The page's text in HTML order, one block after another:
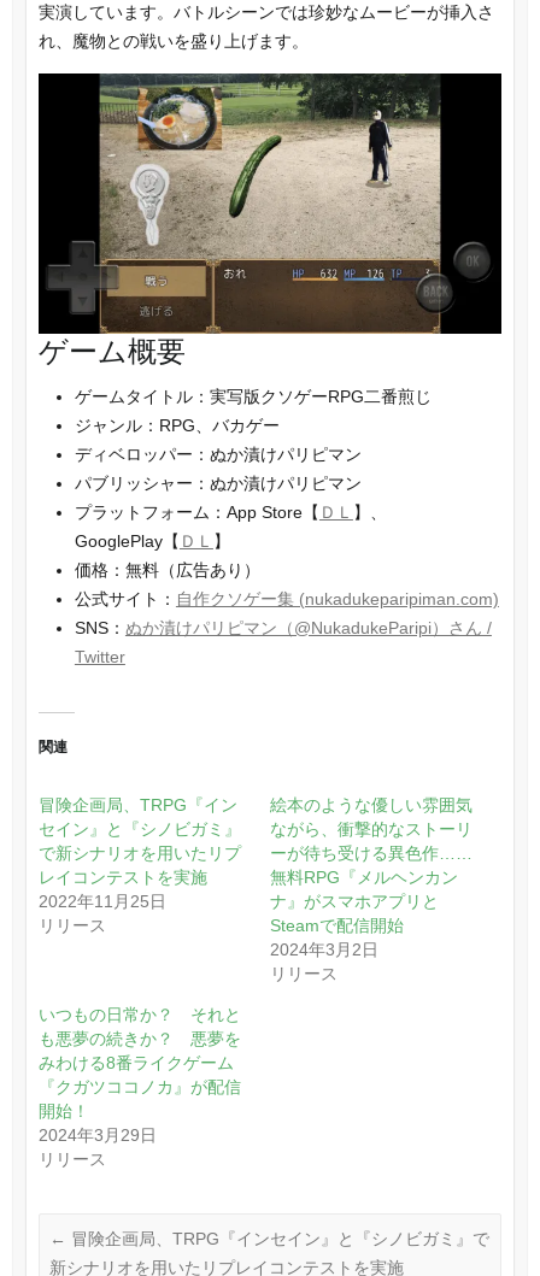
実演しています。バトルシーンでは珍妙なムービーが挿入さ
れ、魔物との戦いを盛り上げます。
ゲーム概要
ゲームタイトル：実写版クソゲーRPG二番煎じ
ジャンル：RPG、バカゲー
ディベロッパー：ぬか漬けパリピマン
パブリッシャー：ぬか漬けパリピマン
プラットフォーム：App Store【 ＤＬ
】、
GooglePlay【 ＤＬ
】
価格：無料（広告あり）
公式サイト： 自作クソゲー集 (nukadukeparipiman.com)
SNS： ぬか漬けパリピマン（@NukadukeParipi）さん /
Twitter
関連
冒険企画局、TRPG『イン
セイン』と『シノビガミ』
で新シナリオを用いたリプ
レイコンテストを実施
2022年11月25日
リリース
絵本のような優しい雰囲気
ながら、衝撃的なストーリ
ーが待ち受ける異色作……
無料RPG『メルヘンカン
ナ』がスマホアプリと
Steamで配信開始
2024年3月2日
リリース
いつもの日常か？ それと
も悪夢の続きか？ 悪夢を
みわける8番ライクゲーム
『クガツココノカ』が配信
開始！
2024年3月29日
リリース
← 冒険企画局、TRPG『インセイン』と『シノビガミ』で
新シナリオを用いたリプレイコンテストを実施